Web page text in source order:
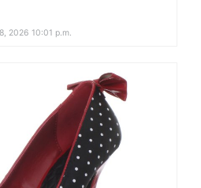
2026 10:01 p.m.